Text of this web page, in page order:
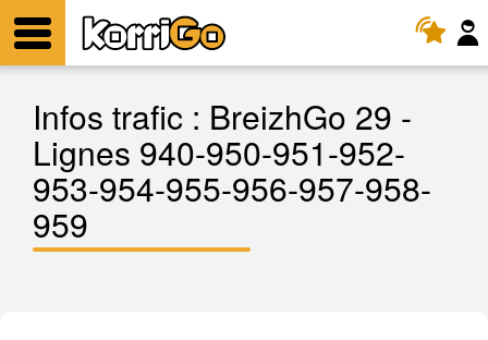
Menu
Infos trafic : BreizhGo 29 -
Lignes 940-950-951-952-
953-954-955-956-957-958-
959